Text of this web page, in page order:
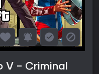
V - Criminal